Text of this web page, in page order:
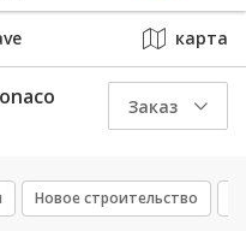
карта
Заказ
Новое строительство